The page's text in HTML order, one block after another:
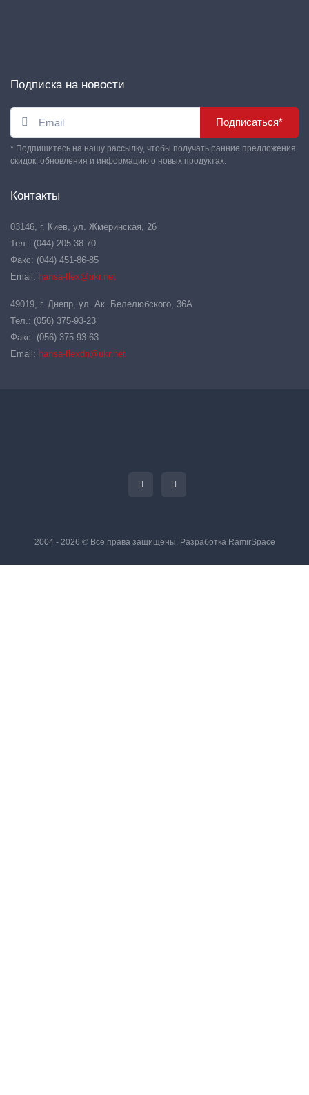
Подписка на новости
Подписаться*
* Подпишитесь на нашу рассылку, чтобы получать ранние предложения
скидок, обновления и информацию о новых продуктах.
Контакты
03146, г. Киев, ул. Жмеринская, 26
Тел.: (044) 205-38-70
Факс: (044) 451-86-85
Email: hansa-flex@ukr.net
49019, г. Днепр, ул. Ак. Белелюбского, 36А
Тел.: (056) 375-93-23
Факс: (056) 375-93-63
Email: hansa-flexdn@ukr.net
2004 - 2026 © Все права защищены. Разработка RamirSpace